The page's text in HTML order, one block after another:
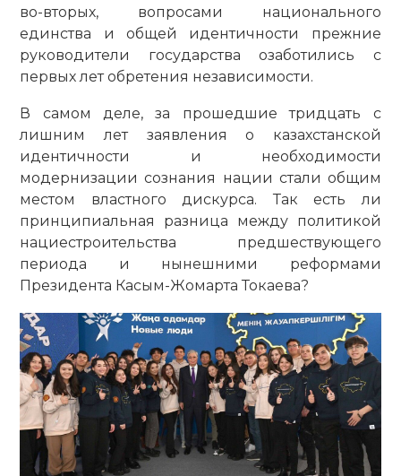
во-вторых, вопросами нацио­нального
единства и общей идентичности прежние
руководители государства озаботились с
первых лет обретения независимости.
В самом деле, за прошедшие тридцать с
лишним лет заявления о казахстанской
идентичности и необходимости
модернизации сознания нации стали общим
местом властного дискурса. Так есть ли
принципиальная разница между политикой
нациестроительства предшествующего
периода и нынешними реформами
Президента Касым-Жомарта Токаева?